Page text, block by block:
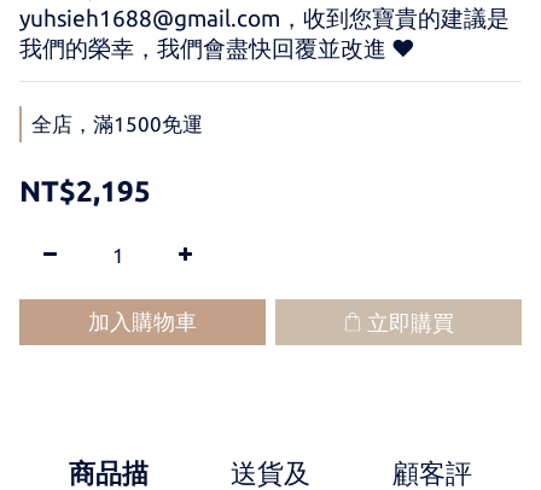
yuhsieh1688@gmail.com，收到您寶貴的建議是
我們的榮幸，我們會盡快回覆並改進 ♥
全店，滿1500免運
NT$2,195
加入購物車 立即購買
商品描
送貨及
顧客評